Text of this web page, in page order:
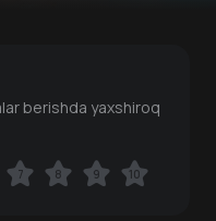
berishda yaxshiroq
7 8 9 10
7 8 9 10